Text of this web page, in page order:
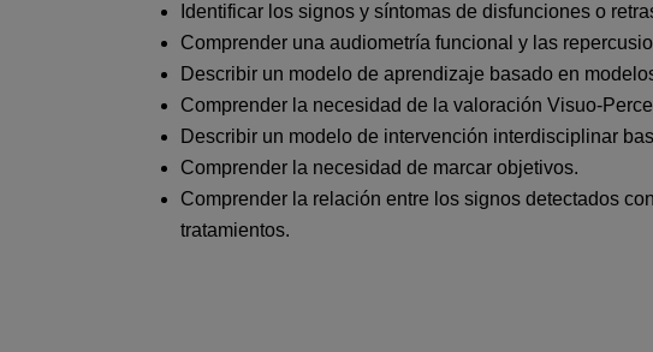
Identificar los signos y síntomas de disfunciones o
Comprender una audiometría funcional y las
Describir un modelo de aprendizaje basado en
Comprender la necesidad de la valoración Visuo-
Describir un modelo de intervención interdisciplinar
Comprender la necesidad de marcar objetivos.
Comprender la relación entre los signos detectados
tratamientos.